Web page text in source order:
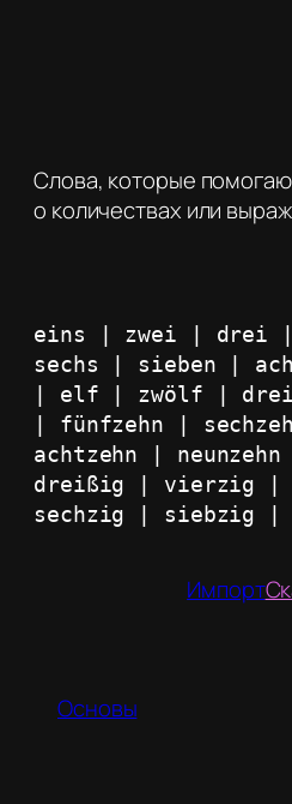
Слова, которые
о количествах или
eins | zwei | drei
sechs | sieben |
| elf | zwölf |
| fünfzehn |
achtzehn |
dreißig | vierzig |
sechzig | siebzig
Импорт
Основы